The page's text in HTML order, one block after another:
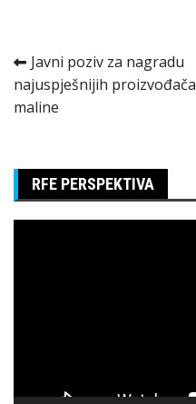
Kretanje
članka
Javni poziv za nagradu
najuspješnijih proizvođača
maline
RFE PERSPEKTIVA